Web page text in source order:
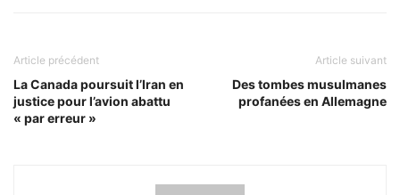
Article précédent
La Canada poursuit l’Iran en
justice pour l’avion abattu
« par erreur »
Article suivant
Des tombes musulmanes
profanées en Allemagne